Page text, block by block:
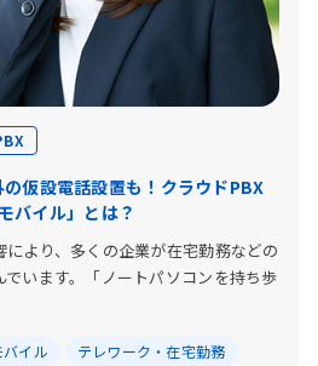
仮設電話設置も！クラウドPBX
バイル」とは？
より、多くの企業が在宅勤務などの
います。「ノートパソコンを持ち歩
バイル テレワーク・在宅勤務